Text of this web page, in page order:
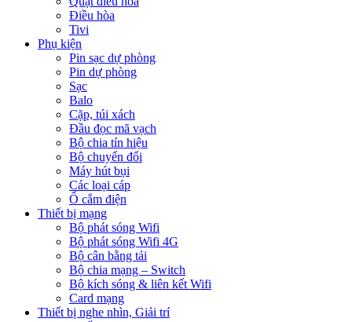
Điều hòa
Tivi
Phụ kiện
Pin sạc dự phòng
Pin dự phòng
Sạc
Balo
Cặp, túi xách
Đầu đọc mã vạch
Bộ chia tín hiệu
Bộ chuyển đổi
Máy hút bụi
Các loại cáp
Ổ cắm điện
Thiết bị mạng
Bộ phát sóng Wifi
Bộ phát sóng Wifi 4G
Bộ cân bằng tải
Bộ chia mạng – Switch
Bộ kích sóng & liên kết Wifi
Card mạng
Thiết bị nghe nhìn, Giải trí